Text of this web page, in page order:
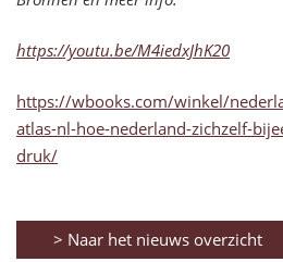
https://youtu.be/M4iedxJhK20
https://wbooks.com/winkel/
atlas-nl-hoe-nederland-zichzelf-
druk/
> Naar het nieuws overzicht